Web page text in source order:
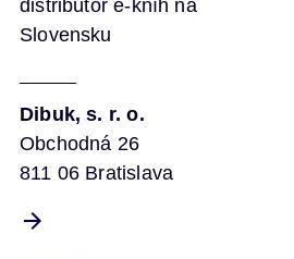
distribútor e-kníh na
Slovensku
Dibuk, s. r. o.
Obchodná 26
811 06 Bratislava